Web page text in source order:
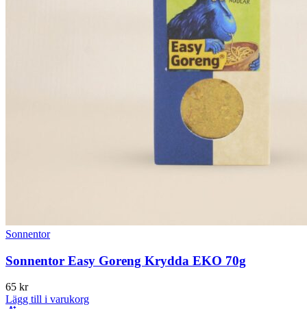
Sonnentor
Sonnentor Easy Goreng Krydda EKO 70g
65 kr
Lägg till i varukorg